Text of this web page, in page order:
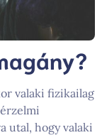
valaki fizikailag
utal, hogy valaki